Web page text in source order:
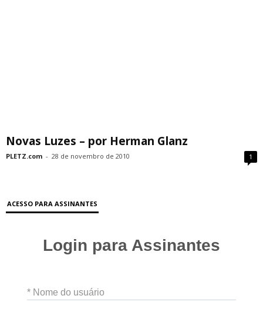
Novas Luzes – por Herman Glanz
PLETZ.com - 28 de novembro de 2010 1
ACESSO PARA ASSINANTES
Login para Assinantes
* Nome do usuário